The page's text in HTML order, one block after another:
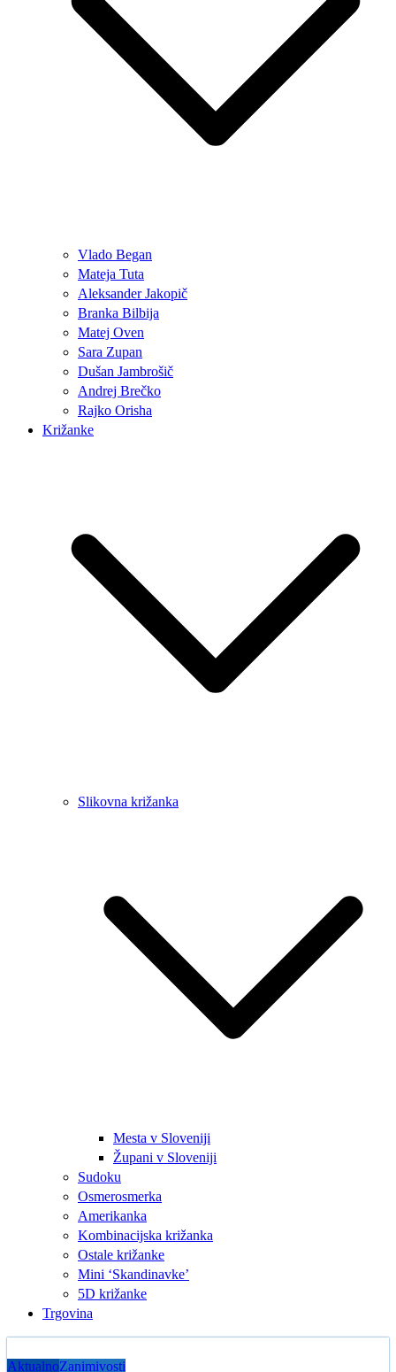
Vlado Began
Mateja Tuta
Aleksander Jakopič
Branka Bilbija
Matej Oven
Sara Zupan
Dušan Jambrošič
Andrej Brečko
Rajko Orisha
Križanke
Slikovna križanka
Mesta v Sloveniji
Župani v Sloveniji
Sudoku
Osmerosmerka
Amerikanka
Kombinacijska križanka
Ostale križanke
Mini ‘Skandinavke’
5D križanke
Trgovina
AktualnoZanimivosti